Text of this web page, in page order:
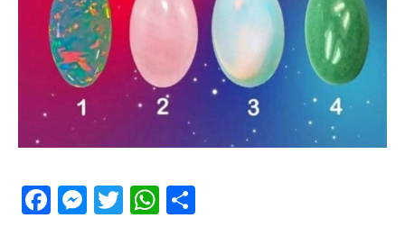
Facebook
Messenger
TwitterWhatsApp